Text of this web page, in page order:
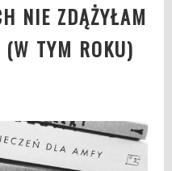
NIE ZDĄŻYŁAM
(W TYM ROKU)